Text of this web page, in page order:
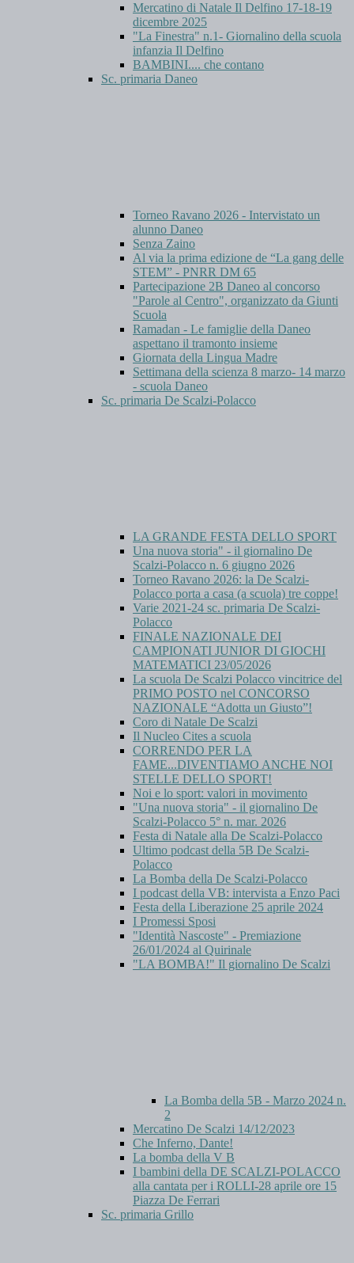
Mercatino di Natale Il Delfino 17-18-19
dicembre 2025
"La Finestra" n.1- Giornalino della scuola
infanzia Il Delfino
BAMBINI.... che contano
Sc. primaria Daneo
Torneo Ravano 2026 - Intervistato un
alunno Daneo
Senza Zaino
Al via la prima edizione de “La gang delle
STEM” - PNRR DM 65
Partecipazione 2B Daneo al concorso
"Parole al Centro", organizzato da Giunti
Scuola
Ramadan - Le famiglie della Daneo
aspettano il tramonto insieme
Giornata della Lingua Madre
Settimana della scienza 8 marzo- 14 marzo
- scuola Daneo
Sc. primaria De Scalzi-Polacco
LA GRANDE FESTA DELLO SPORT
Una nuova storia" - il giornalino De
Scalzi-Polacco n. 6 giugno 2026
Torneo Ravano 2026: la De Scalzi-
Polacco porta a casa (a scuola) tre coppe!
Varie 2021-24 sc. primaria De Scalzi-
Polacco
FINALE NAZIONALE DEI
CAMPIONATI JUNIOR DI GIOCHI
MATEMATICI 23/05/2026
La scuola De Scalzi Polacco vincitrice del
PRIMO POSTO nel CONCORSO
NAZIONALE “Adotta un Giusto”!
Coro di Natale De Scalzi
Il Nucleo Cites a scuola
CORRENDO PER LA
FAME...DIVENTIAMO ANCHE NOI
STELLE DELLO SPORT!
Noi e lo sport: valori in movimento
"Una nuova storia" - il giornalino De
Scalzi-Polacco 5° n. mar. 2026
Festa di Natale alla De Scalzi-Polacco
Ultimo podcast della 5B De Scalzi-
Polacco
La Bomba della De Scalzi-Polacco
I podcast della VB: intervista a Enzo Paci
Festa della Liberazione 25 aprile 2024
I Promessi Sposi
"Identità Nascoste" - Premiazione
26/01/2024 al Quirinale
"LA BOMBA!" Il giornalino De Scalzi
La Bomba della 5B - Marzo 2024 n.
2
Mercatino De Scalzi 14/12/2023
Che Inferno, Dante!
La bomba della V B
I bambini della DE SCALZI-POLACCO
alla cantata per i ROLLI-28 aprile ore 15
Piazza De Ferrari
Sc. primaria Grillo